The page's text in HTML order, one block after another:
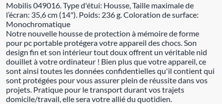
Mobilis 049016. Type d'étui: Housse, Taille maximale de
l’écran: 35,6 cm (14"). Poids: 236 g. Coloration de surface:
Monochromatique
Notre nouvelle housse de protection à mémoire de forme
pour pc portable protégera votre appareil des chocs. Son
design fin et son intérieur tout doux offrent un véritable nid
douillet à votre ordinateur ! Bien plus que votre appareil, ce
sont ainsi toutes les données confidentielles qu'il contient qui
sont protégées pour vous assurer plein de réussite dans vos
projets. Pratique pour le transport durant vos trajets
domicile/travail, elle sera votre allié du quotidien.